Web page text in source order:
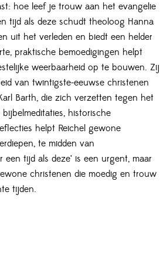
hoe leef je trouw aan het evangelie
tijd als deze schudt theoloog Hanna
uit het verleden en biedt een helder
praktische bemoedigingen helpt
weerbaarheid op te bouwen. Zij
van twintigste-eeuwse christenen
Barth, die zich verzetten tegen het
historische
helpt Reichel gewone
te midden van
een tijd als deze’ is een urgent, maar
christenen die moedig en trouw
tijden.